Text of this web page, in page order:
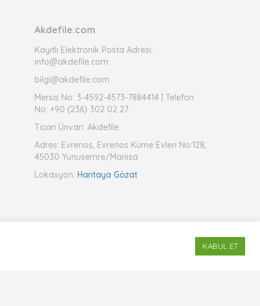
Akdefile.com
Kayıtlı Elektronik Posta Adresi:
info@akdefile.com
bilgi@akdefile.com
Mersis No: 3-4592-4573-7884414 | Telefon
No: +90 (236) 302 02 27
Ticari Ünvan: Akdefile
Adres: Evrenos, Evrenos Küme Evleri No:128,
45030 Yunusemre/Manisa
Lokasyon: Haritaya Gözat
Whatsapp İletişim
KABUL ET